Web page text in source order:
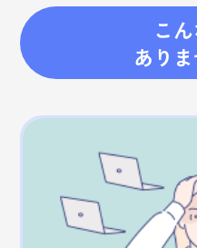
こ
あり